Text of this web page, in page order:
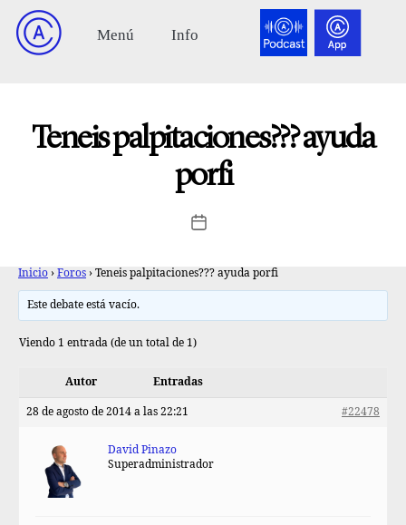
Teneis palpitaciones??? ayuda
porfi
Inicio › Foros › Teneis palpitaciones??? ayuda porfi
Este debate está vacío.
Viendo 1 entrada (de un total de 1)
Autor Entradas
28 de agosto de 2014 a las 22:21 #22478
David Pinazo
Superadministrador